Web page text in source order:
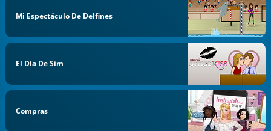
Mi Espectáculo De Delfines
El Día De Sim
Compras